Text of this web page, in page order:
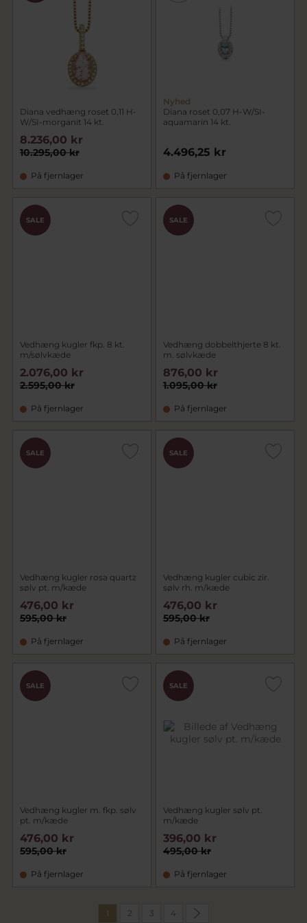
Diana vedhæng roset 0,11 H-
W/SI-morganit 14 kt.
10.295,00 kr
8.236,00 kr
På fjernlager
Nyhed
Diana roset 0,07 H-W/SI-
aquamarin 14 kt.
4.496,25 kr
På fjernlager
SALE
Vedhæng kugler fkp. 8 kt.
m/sølvkæde
2.595,00 kr
2.076,00 kr
På fjernlager
SALE
Vedhæng dobbelthjerte 8 kt.
m. sølvkæde
1.095,00 kr
876,00 kr
På fjernlager
SALE
Vedhæng kugler rosa quartz
sølv pt. m/kæde
595,00 kr
476,00 kr
På fjernlager
SALE
Vedhæng kugler cubic zir.
sølv rh. m/kæde
595,00 kr
476,00 kr
På fjernlager
SALE
Vedhæng kugler m. fkp. sølv
pt. m/kæde
595,00 kr
476,00 kr
På fjernlager
SALE
Vedhæng kugler sølv pt.
m/kæde
495,00 kr
396,00 kr
På fjernlager
1 2 3 4